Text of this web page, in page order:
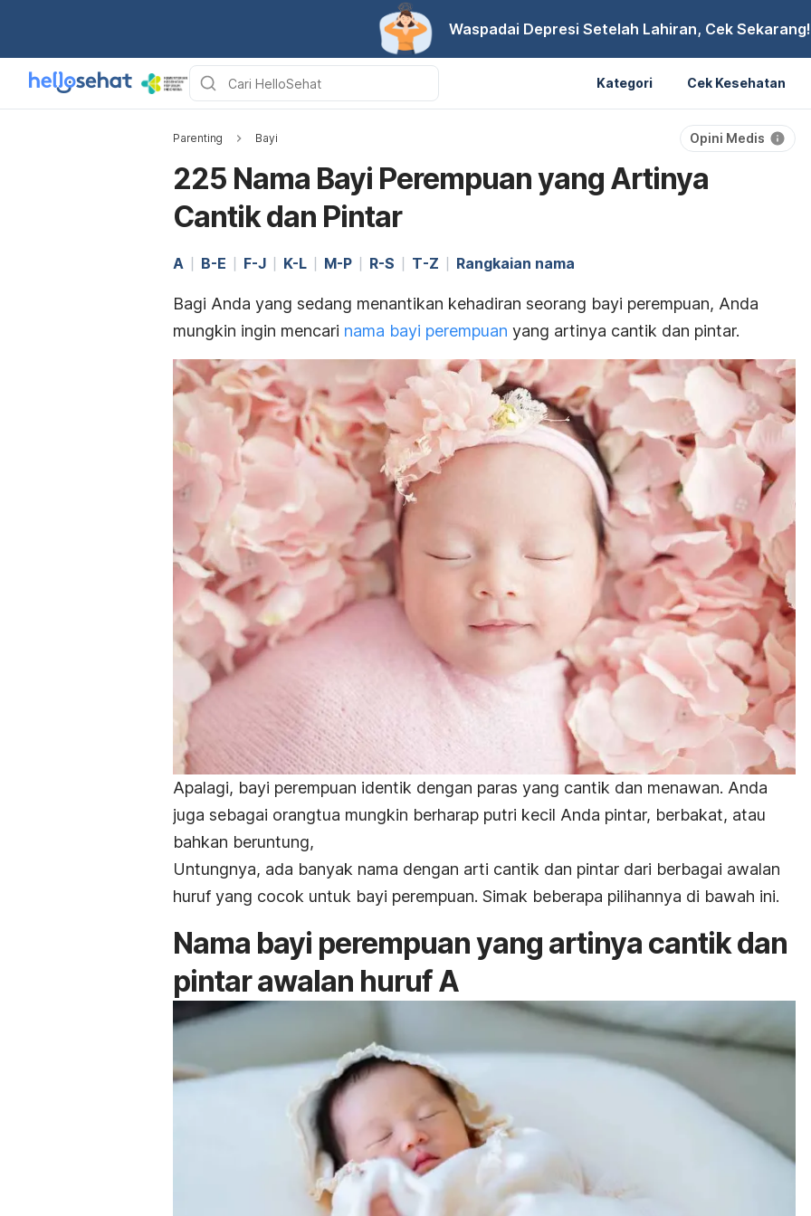
Waspadai Depresi Setelah Lahiran, Cek Sekarang!
Kategori Cek Kesehatan
Parenting Bayi Opini Medis
225 Nama Bayi Perempuan yang Artinya
Cantik dan Pintar
A B-E F-J K-L M-P R-S T-Z Rangkaian nama
Bagi Anda yang sedang menantikan kehadiran seorang bayi perempuan, Anda
mungkin ingin mencari nama bayi perempuan yang artinya cantik dan pintar.
Apalagi, bayi perempuan identik dengan paras yang cantik dan menawan. Anda
juga sebagai orangtua mungkin berharap putri kecil Anda pintar, berbakat, atau
bahkan beruntung,
Untungnya, ada banyak nama dengan arti cantik dan pintar dari berbagai awalan
huruf yang cocok untuk bayi perempuan. Simak beberapa pilihannya di bawah ini.
Nama bayi perempuan yang artinya cantik dan
pintar awalan huruf A